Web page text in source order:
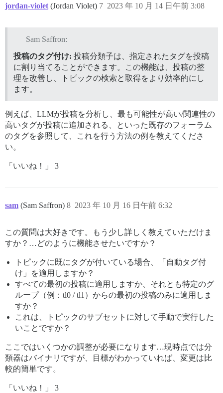
jordan-violet (Jordan Violet) 2023 年 10 月 14 日午前 3:08
7
Sam Saffron:
投稿のタグ付け: 投稿分類子は、指定されたタグを投稿
に割り当てることができます。この機能は、投稿の整
理を改善し、トピックの検索と取得をより効率的にし
ます。
例えば、LLMが投稿を分析し、最も可能性が高い/関連性の
高いタグが投稿に追加される、といった既存のフォーラム
のタグを参照して、これを行う方法の例を教えてくださ
い。
「いいね！」 3
sam (Sam Saffron) 2023 年 10 月 16 日午前 6:32
8
この質問は大好きです。もう少し詳しく教えていただけま
すか？…どのように機能させたいですか？
トピックに既にタグが付いている場合、「自動タグ付
け」を適用しますか？
すべての最初の投稿に適用しますか、それとも特定のグ
ループ（例：tl0 / tl1）からの最初の投稿のみに適用しま
すか？
これは、トピックのサブセットに対して手動で実行した
いことですか？
ここではいくつかの調整が必要になります…現時点では分
類器はバイナリですが、目標がわかっていれば、変更は比
較的簡単です。
「いいね！」 3